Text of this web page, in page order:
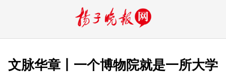
文脉华章丨一个博物院就是一所大学